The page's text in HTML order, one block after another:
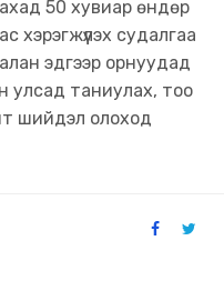
50 хувиар өндөр
судалгаа
эдгээр орнуудад
улсад таниулах, тоо
шийдэл олоход